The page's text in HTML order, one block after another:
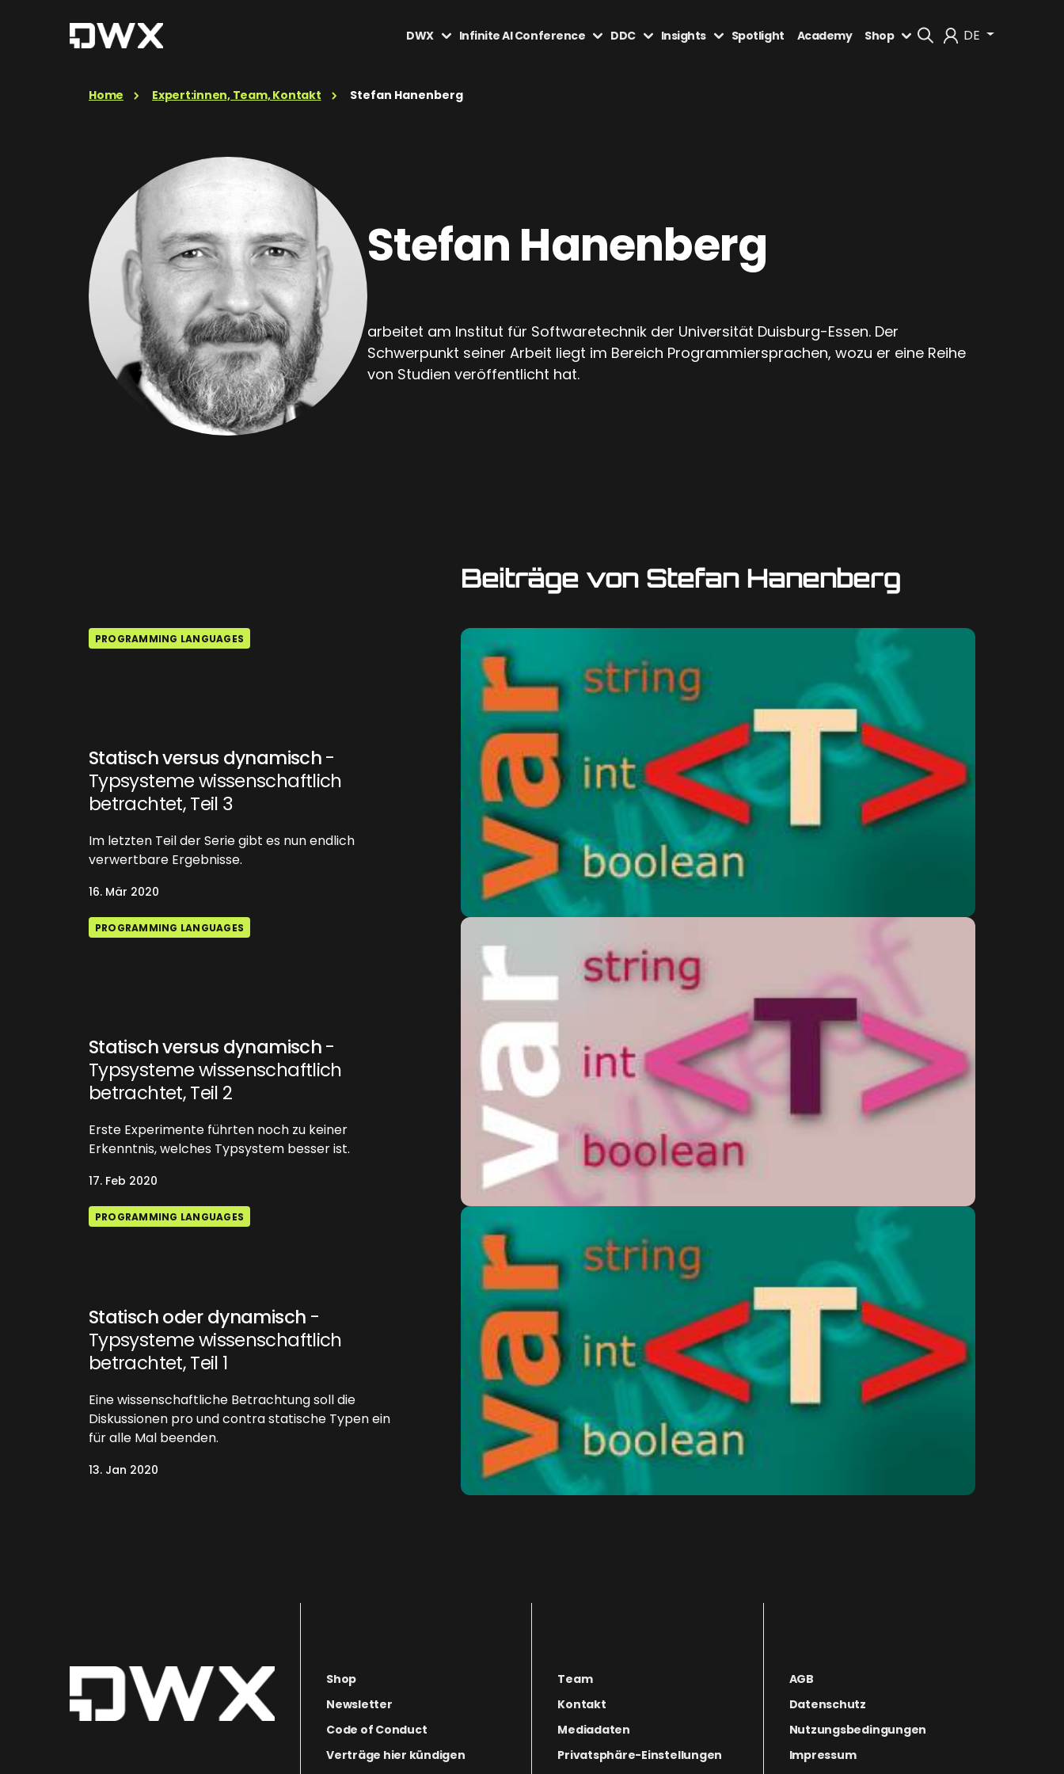
DE
DWX Infinite AI Conference DDC Insights Spotlight Academy Shop
Home Expert:innen, Team, Kontakt Stefan Hanenberg
Stefan Hanenberg
arbeitet am Institut für Softwaretechnik der Universität Duisburg-Essen. Der
Schwerpunkt seiner Arbeit liegt im Bereich Programmiersprachen, wozu er eine Reihe
von Studien veröffentlicht hat.
Beiträge von Stefan Hanenberg
PROGRAMMING LANGUAGES
Statisch versus dynamisch-
Typsysteme wissenschaftlich
betrachtet, Teil 3
Im letzten Teil der Serie gibt es nun endlich
verwertbare Ergebnisse.
16. Mär 2020
PROGRAMMING LANGUAGES
Statisch versus dynamisch-
Typsysteme wissenschaftlich
betrachtet, Teil 2
Erste Experimente führten noch zu keiner
Erkenntnis, welches Typsystem besser ist.
17. Feb 2020
PROGRAMMING LANGUAGES
Statisch oder dynamisch -
Typsysteme wissenschaftlich
betrachtet, Teil 1
Eine wissenschaftliche Betrachtung soll die
Diskussionen pro und contra statische Typen ein
für alle Mal beenden.
13. Jan 2020
Shop
Newsletter
Code of Conduct
Verträge hier kündigen
Team
Kontakt
Mediadaten
Privatsphäre-Einstellungen
AGB
Datenschutz
Nutzungsbedingungen
Impressum